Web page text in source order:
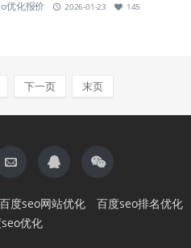
优化报价 2026-01-23 145
下一页 末页
百度seo网站优化
百度seo排名优化
优化